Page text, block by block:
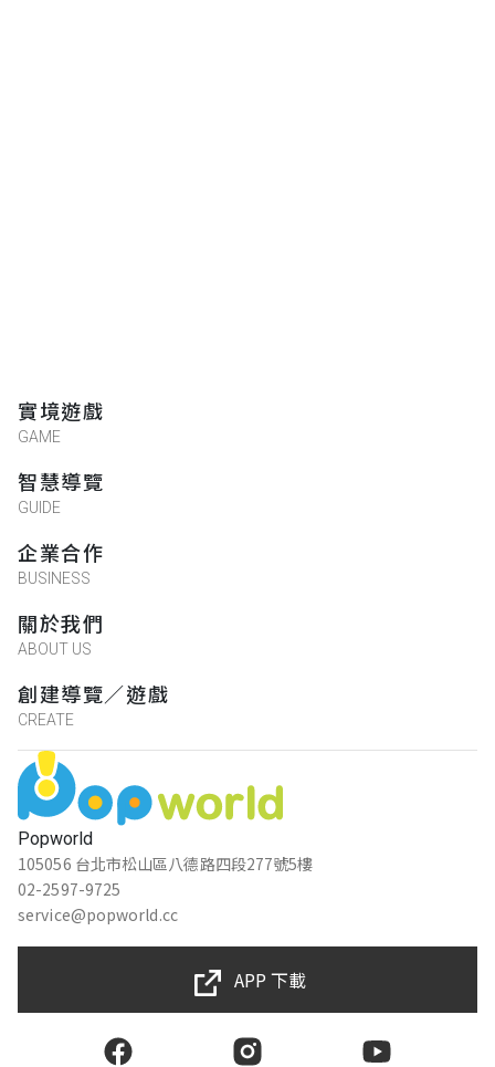
Popworld
105056 台北市松山區八德路四段277號5樓
02-2597-9725
service@popworld.cc
實境遊戲
GAME
智慧導覽
GUIDE
企業合作
BUSINESS
關於我們
ABOUT US
創建導覽／遊戲
CREATE
APP 下載